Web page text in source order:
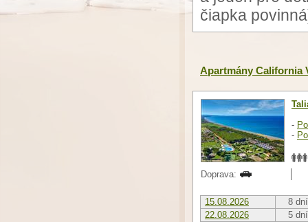
čiapka
Apartmány California
-
-
Doprava:
15.08.2026
8 dní
22.08.2026
5 dní